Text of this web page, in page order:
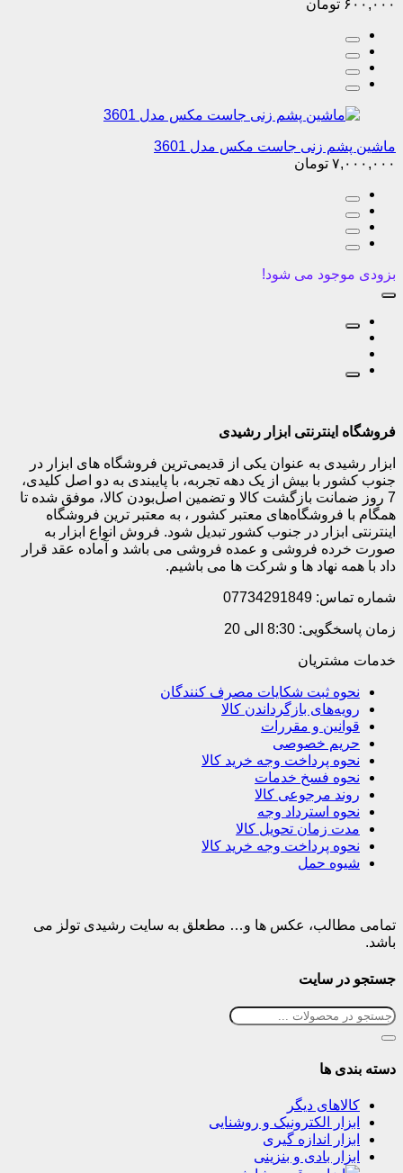
۶۰۰,۰۰۰ تومان
ماشین پشم زنی جاست مکس مدل 3601
۷,۰۰۰,۰۰۰ تومان
بزودی موجود می شود!
فروشگاه اینترنتی ابزار رشیدی
ابزار رشیدی به عنوان یکی از قدیمی‌ترین فروشگاه های ابزار در
جنوب کشور با بیش از یک دهه تجربه، با پایبندی به دو اصل کلیدی،
7 روز ضمانت بازگشت کالا و تضمین اصل‌بودن کالا، موفق شده تا
همگام با فروشگاه‌های معتبر کشور ، به معتبر ترین فروشگاه
اینترنتی ابزار در جنوب کشور تبدیل شود. فروش انواع ابزار به
صورت خرده فروشی و عمده فروشی می باشد و آماده عقد قرار
داد با همه نهاد ها و شرکت ها می باشیم.
شماره تماس: 07734291849
زمان پاسخگویی: 8:30 الی 20
خدمات مشتریان
نحوه ثبت شکایات مصرف کنندگان
رویه‌های بازگرداندن کالا
قوانین و مقررات
حریم خصوصی
نحوه پرداخت وجه خرید کالا
نحوه فسخ خدمات
روند مرجوعی کالا
نحوه استرداد وجه
مدت زمان تحویل کالا
نحوه پرداخت وجه خرید کالا
شیوه حمل
تمامی مطالب، عکس ها و… مطعلق به سایت رشیدی تولز می
باشد.
جستجو در سایت
دسته بندی ها
کالاهای دیگر
ابزار الکترونیک و روشنایی
ابزار اندازه گیری
ابزار بادی و بنزینی